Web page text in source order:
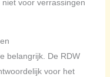
voor verrassingen
belangrijk. De RDW
voor het